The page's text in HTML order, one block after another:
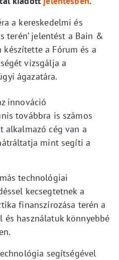
a kereskedelmi és
terén’ jelentést a Bain &
készítette a Fórum és a
vizsgálja a
ágazatára.
innováció
továbbra is számos
alkalmazó cég van a
mint segíti a
technológiai
kecsegtetnek a
finanszírozása terén a
és használatuk könnyebbé
segítségével